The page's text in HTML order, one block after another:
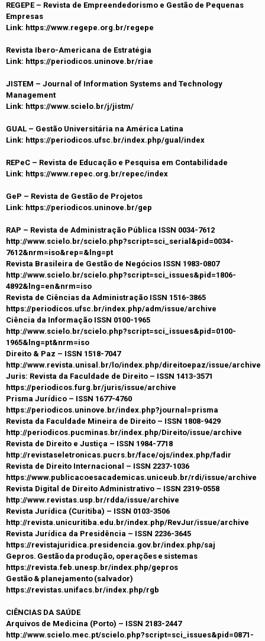
REGEPE – Revista de Empreendedorismo e Gestão de Pequenas
Empresas
Link: https://www.regepe.org.br/regepe
Revista Ibero-Americana de Estratégia
Link: https://periodicos.uninove.br/riae
JISTEM – Journal of Information Systems and Technology
Management
Link: https://www.scielo.br/j/jistm/
GUAL – Gestão Universitária na América Latina
Link: https://periodicos.ufsc.br/index.php/gual/index
REPeC – Revista de Educação e Pesquisa em Contabilidade
Link: https://www.repec.org.br/repec/index
GeP – Revista de Gestão de Projetos
Link: https://periodicos.uninove.br/gep
RAP – Revista de Administração Pública ISSN 0034-7612
http://www.scielo.br/scielo.php?script=sci_serial&pid=0034-
7612&nrm=iso&rep=&lng=pt
Revista Brasileira de Gestão de Negócios ISSN 1983-0807
http://www.scielo.br/scielo.php?script=sci_issues&pid=1806-
4892&lng=en&nrm=iso
Revista de Ciências da Administração ISSN 1516-3865
https://periodicos.ufsc.br/index.php/adm/issue/archive
Ciência da Informação ISSN 0100-1965
http://www.scielo.br/scielo.php?script=sci_issues&pid=0100-
1965&lng=pt&nrm=iso
Direito & Paz – ISSN 1518-7047
http://www.revista.unisal.br/lo/index.php/direitoepaz/issue/archive
Juris: Revista da Faculdade de Direito – ISSN 1413-3571
https://periodicos.furg.br/juris/issue/archive
Prisma Jurídico – ISSN 1677-4760
https://periodicos.uninove.br/index.php?journal=prisma
Revista da Faculdade Mineira de Direito – ISSN 1808-9429
http://periodicos.pucminas.br/index.php/Direito/issue/archive
Revista de Direito e Justiça – ISSN 1984-7718
http://revistaseletronicas.pucrs.br/face/ojs/index.php/fadir
Revista de Direito Internacional – ISSN 2237-1036
https://www.publicacoesacademicas.uniceub.br/rdi/issue/archive
Revista Digital de Direito Administrativo – ISSN 2319-0558
http://www.revistas.usp.br/rdda/issue/archive
Revista Jurídica (Curitiba) – ISSN 0103-3506
http://revista.unicuritiba.edu.br/index.php/RevJur/issue/archive
Revista Jurídica da Presidência – ISSN 2236-3645
https://revistajuridica.presidencia.gov.br/index.php/saj
Gepros. Gestão da produção, operações e sistemas
https://revista.feb.unesp.br/index.php/gepros
Gestão & planejamento (salvador)
https://revistas.unifacs.br/index.php/rgb
CIÊNCIAS DA SAÚDE
Arquivos de Medicina (Porto) – ISSN 2183-2447
http://www.scielo.mec.pt/scielo.php?script=sci_issues&pid=0871-